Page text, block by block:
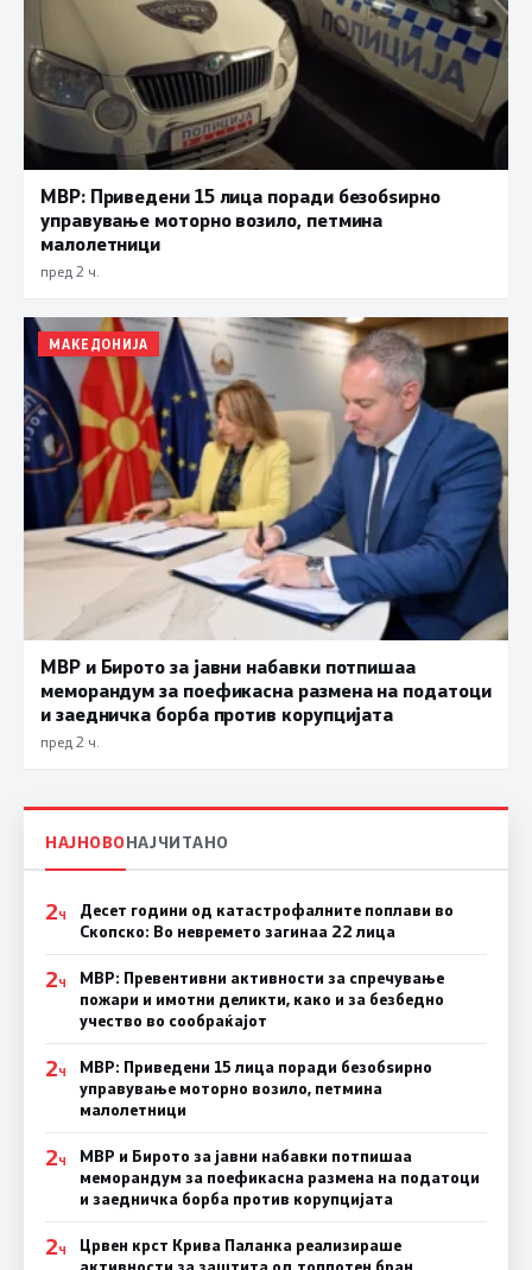
МВР: Приведени 15 лица поради безобѕирно
управување моторно возило, петмина
малолетници
пред 2 ч.
МАКЕДОНИЈА
МВР и Бирото за јавни набавки потпишаа
меморандум за поефикасна размена на податоци
и заедничка борба против корупцијата
пред 2 ч.
НАЈНОВОНАЈЧИТАНО
2Ч
Десет години од катастрофалните поплави во
Скопско: Во невремето загинаа 22 лица
2Ч
МВР: Превентивни активности за спречување
пожари и имотни деликти, како и за безбедно
учество во сообраќајот
2Ч
МВР: Приведени 15 лица поради безобѕирно
управување моторно возило, петмина
малолетници
2Ч
МВР и Бирото за јавни набавки потпишаа
меморандум за поефикасна размена на податоци
и заедничка борба против корупцијата
2Ч
Црвен крст Крива Паланка реализираше